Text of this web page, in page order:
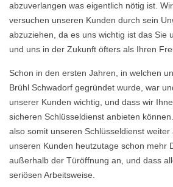
abzuverlangen was eigentlich nötig ist.
versuchen unseren Kunden durch sein
abzuziehen, da es uns wichtig ist das Sie
und uns in der Zukunft öfters als Ihren
Schon in den ersten Jahren, in welchen
Brühl Schwadorf gegründet wurde, war
unserer Kunden wichtig, und dass wir
sicheren Schlüsseldienst anbieten
also somit unseren Schlüsseldienst
unseren Kunden heutzutage schon mehr
außerhalb der Türöffnung an, und dass
seriösen Arbeitsweise.